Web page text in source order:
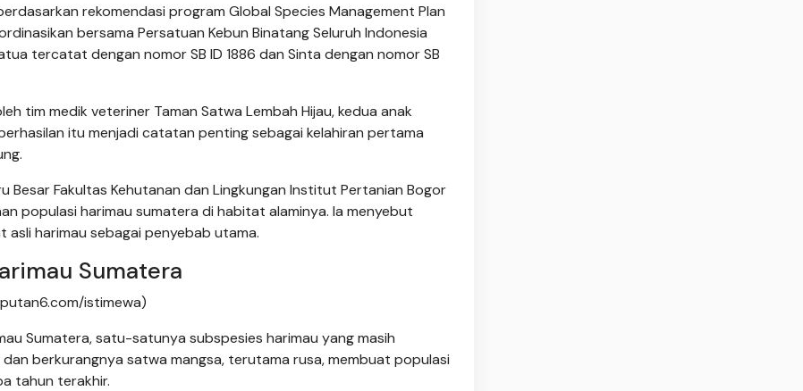
rekomendasi program Global Species Management Plan
bersama Persatuan Kebun Binatang Seluruh Indonesia
tercatat dengan nomor SB ID 1886 dan Sinta dengan nomor SB
tim medik veteriner Taman Satwa Lembah Hijau, kedua anak
itu menjadi catatan penting sebagai kelahiran pertama
Besar Fakultas Kehutanan dan Lingkungan Institut Pertanian Bogor
populasi harimau sumatera di habitat alaminya. Ia menyebut
asli harimau sebagai penyebab utama.
Sumatera
istimewa)
Sumatera, satu-satunya subspesies harimau yang masih
berkurangnya satwa mangsa, terutama rusa, membuat populasi
tahun terakhir.